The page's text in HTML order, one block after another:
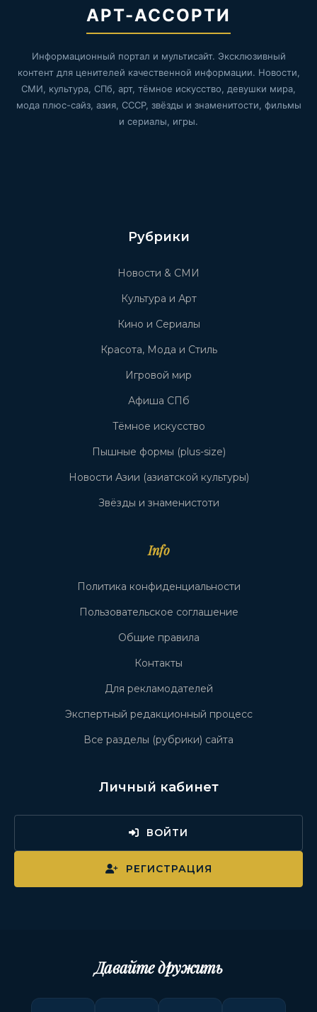
АРТ-АССОРТИ
Информационный портал и мультисайт. Эксклюзивный
контент для ценителей качественной информации. Новости,
СМИ, культура, СПб, арт, тёмное искусство, девушки мира,
мода плюс-сайз, азия, СССР, звёзды и знаменитости, фильмы
и сериалы, игры.
Рубрики
Новости & СМИ
Культура и Арт
Кино и Сериалы
Красота, Мода и Стиль
Игровой мир
Афиша СПб
Тёмное искусство
Пышные формы (plus-size)
Новости Азии (азиатской культуры)
Звёзды и знаменистоти
Info
Политика конфиденциальности
Пользовательское соглашение
Общие правила
Контакты
Для рекламодателей
Экспертный редакционный процесс
Все разделы (рубрики) сайта
Личный кабинет
ВОЙТИ
РЕГИСТРАЦИЯ
Давайте дружить